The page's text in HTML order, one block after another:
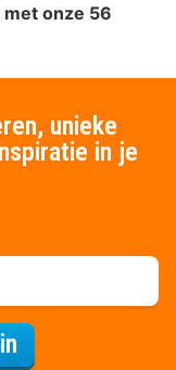
onze 56
unieke
in je